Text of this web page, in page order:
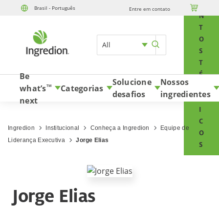
Brasil - Português Entre em contato 
All
N
T
O
S
T
É
N
I
C
O
S
Skip to content
Be
what’s
next
TM Categorias
Solucione
desafios
Nossos
ingredientes
Ingredion Institucional Conheça a Ingredion
Equipe de
Liderança Executiva
Jorge Elias
Jorge Elias